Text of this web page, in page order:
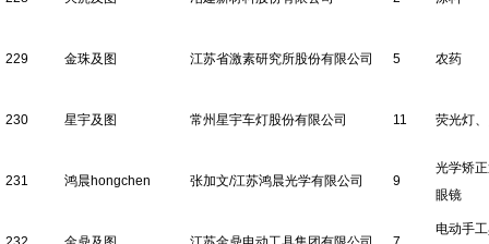
229 金珠及图 江苏省激素研究所股份有限公司 5 农药
230 星宇及图 常州星宇车灯股份有限公司 11 荧光灯
231 鸿晨hongchen 张加文/江苏鸿晨光学有限公司 9
光学矫
眼镜
电动手